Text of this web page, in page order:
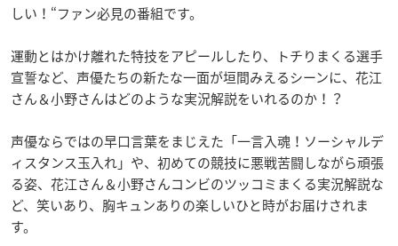
しい！“ファン必見の番組です。
運動とはかけ離れた特技をアピールしたり、トチりまくる選手
宣誓など、声優たちの新たな一面が垣間みえるシーンに、花江
さん＆小野さんはどのような実況解説をいれるのか！？
声優ならではの早口言葉をまじえた「一言入魂！ソーシャルデ
ィスタンス玉入れ」や、初めての競技に悪戦苦闘しながら頑張
る姿、花江さん＆小野さんコンビのツッコミまくる実況解説な
ど、笑いあり、胸キュンありの楽しいひと時がお届けされま
す。